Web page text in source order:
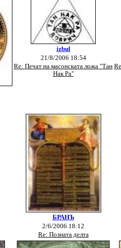
izbul
21/8/2006 18:54
Re: Печат на масонската ложа "Тан
Нак Ра"
БРАНЪ
2/6/2006 18:12
Re: Позната делта